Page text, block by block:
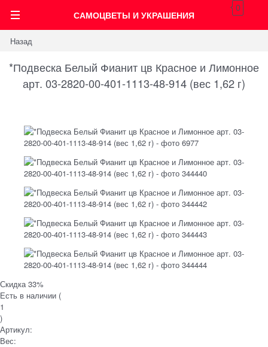
САМОЦВЕТЫ И УКРАШЕНИЯ
0
Назад
*Подвеска Белый Фианит цв Красное и Лимонное
арт. 03-2820-00-401-1113-48-914 (вес 1,62 г)
Скидка 33%
Есть в наличии (
1
)
Артикул:
Вес: